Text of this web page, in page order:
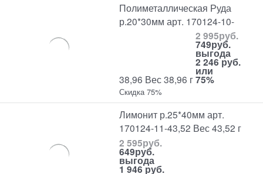
Полиметаллическая Руда
р.20*30мм арт. 170124-10-
38,96 Вес 38,96 г
2 995руб.
749руб.
выгода
2 246 руб.
или
75%
Скидка 75%
Лимонит р.25*40мм арт.
170124-11-43,52 Вес 43,52 г
2 595руб.
649руб.
выгода
1 946 руб.